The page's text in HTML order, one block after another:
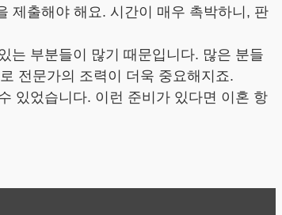
제출해야 해요. 시간이 매우 촉박하니, 판
는 부분들이 많기 때문입니다. 많은 분들
전문가의 조력이 더욱 중요해지죠.
있었습니다. 이런 준비가 있다면 이혼 항